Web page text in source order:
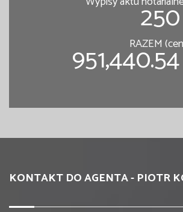
RAZEM
KONTAKT DO AGENTA - PIOTR